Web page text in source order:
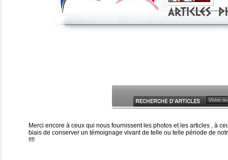
Merci encore à ceux qui nous fournissent les photos et les articles , à
biais de conserver un témoignage vivant de telle ou telle période de
!!!!